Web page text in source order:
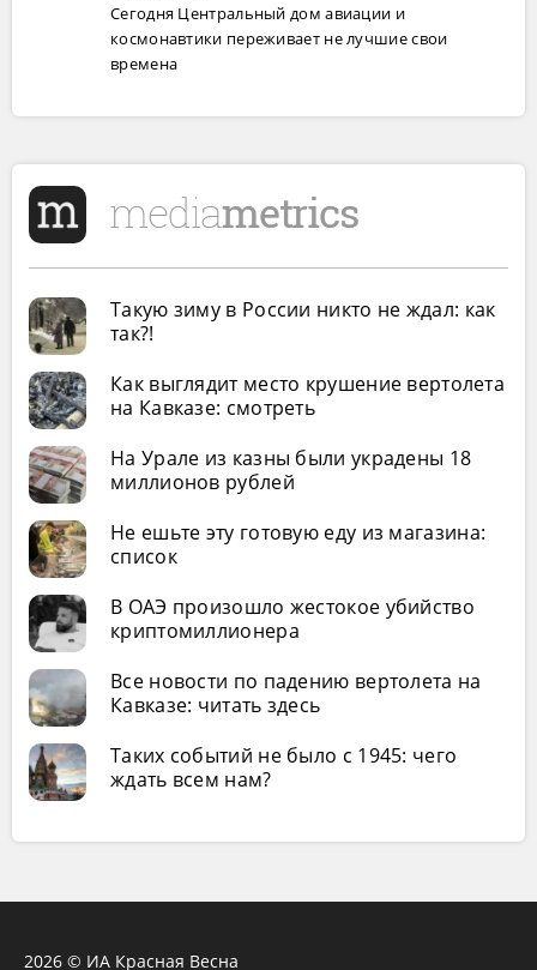
Сегодня Центральный дом авиации и
космонавтики переживает не лучшие свои
времена
Такую зиму в России никто не ждал: как
так?!
Как выглядит место крушение вертолета
на Кавказе: смотреть
На Урале из казны были украдены 18
миллионов рублей
Не ешьте эту готовую еду из магазина:
список
В ОАЭ произошло жестокое убийство
криптомиллионера
Все новости по падению вертолета на
Кавказе: читать здесь
Таких событий не было с 1945: чего
ждать всем нам?
2026 © ИА Красная Весна